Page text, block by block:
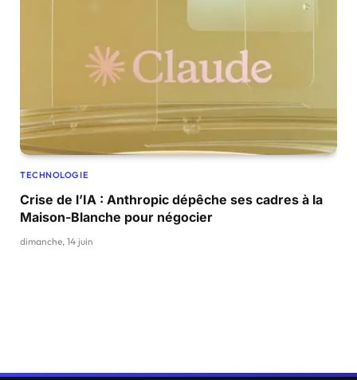
TECHNOLOGIE
Crise de l’IA : Anthropic dépêche ses cadres à la
Maison-Blanche pour négocier
dimanche, 14 juin